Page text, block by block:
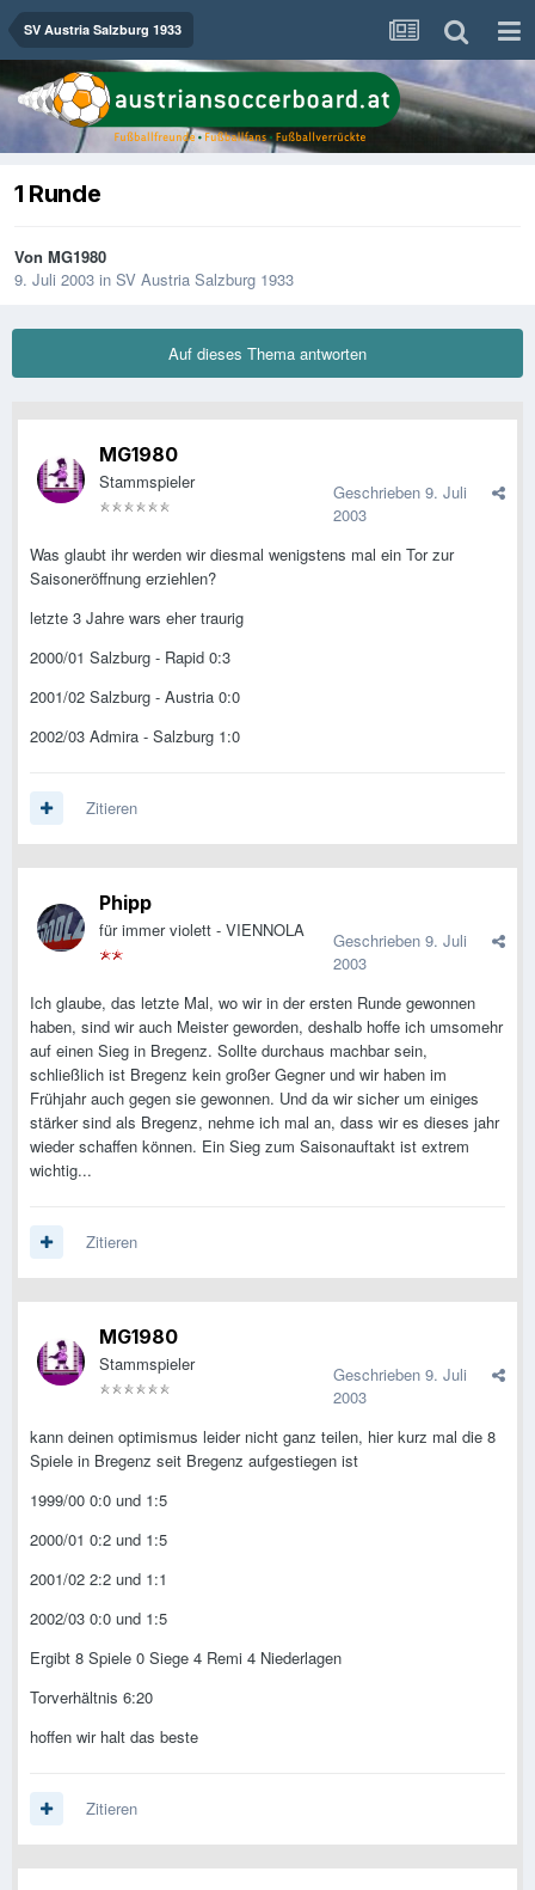
SV Austria Salzburg 1933
1 Runde
Von MG1980
9. Juli 2003 in SV Austria Salzburg 1933
Auf dieses Thema antworten
MG1980
Stammspieler Geschrieben 9. Juli
2003
Was glaubt ihr werden wir diesmal wenigstens mal ein Tor zur
Saisoneröffnung erziehlen?
letzte 3 Jahre wars eher traurig
2000/01 Salzburg - Rapid 0:3
2001/02 Salzburg - Austria 0:0
2002/03 Admira - Salzburg 1:0
Zitieren
Phipp
für immer violett - VIENNOLA Geschrieben 9. Juli
2003
Ich glaube, das letzte Mal, wo wir in der ersten Runde gewonnen
haben, sind wir auch Meister geworden, deshalb hoffe ich umsomehr
auf einen Sieg in Bregenz. Sollte durchaus machbar sein,
schließlich ist Bregenz kein großer Gegner und wir haben im
Frühjahr auch gegen sie gewonnen. Und da wir sicher um einiges
stärker sind als Bregenz, nehme ich mal an, dass wir es dieses jahr
wieder schaffen können. Ein Sieg zum Saisonauftakt ist extrem
wichtig...
Zitieren
MG1980
Stammspieler Geschrieben 9. Juli
2003
kann deinen optimismus leider nicht ganz teilen, hier kurz mal die 8
Spiele in Bregenz seit Bregenz aufgestiegen ist
1999/00 0:0 und 1:5
2000/01 0:2 und 1:5
2001/02 2:2 und 1:1
2002/03 0:0 und 1:5
Ergibt 8 Spiele 0 Siege 4 Remi 4 Niederlagen
Torverhältnis 6:20
hoffen wir halt das beste
Zitieren